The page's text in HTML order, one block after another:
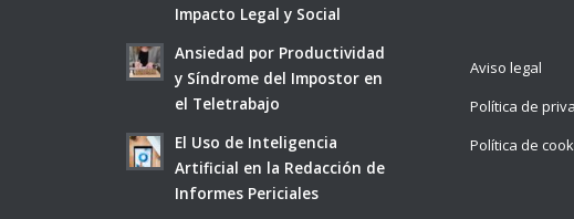
Impacto Legal y Social
Ansiedad por Productividad
y Síndrome del Impostor en
el Teletrabajo
El Uso de Inteligencia
Artificial en la Redacción de
Informes Periciales
Aviso legal
Política de
Política de